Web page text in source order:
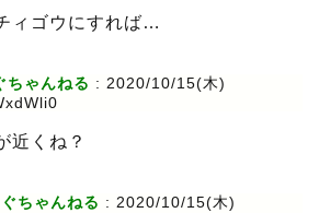
ィゴウにすれば…
ちゃんねる : 2020/10/15(木)
近くね？
ちゃんねる : 2020/10/15(木)